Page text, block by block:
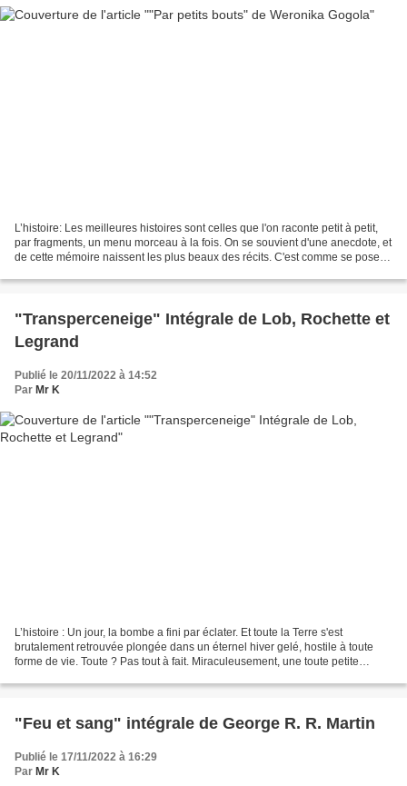
L’histoire: Les meilleures histoires sont celles que l'on raconte petit à petit,
par fragments, un menu morceau à la fois. On se souvient d'une anecdote, et
de cette mémoire naissent les plus beaux des récits. C'est comme se poser
"Transperceneige" Intégrale de Lob, Rochette et
Legrand
Publié le 20/11/2022 à 14:52
Par Mr K
L’histoire : Un jour, la bombe a fini par éclater. Et toute la Terre s'est
brutalement retrouvée plongée dans un éternel hiver gelé, hostile à toute
forme de vie. Toute ? Pas tout à fait. Miraculeusement, une toute petite
"Feu et sang" intégrale de George R. R. Martin
Publié le 17/11/2022 à 16:29
Par Mr K